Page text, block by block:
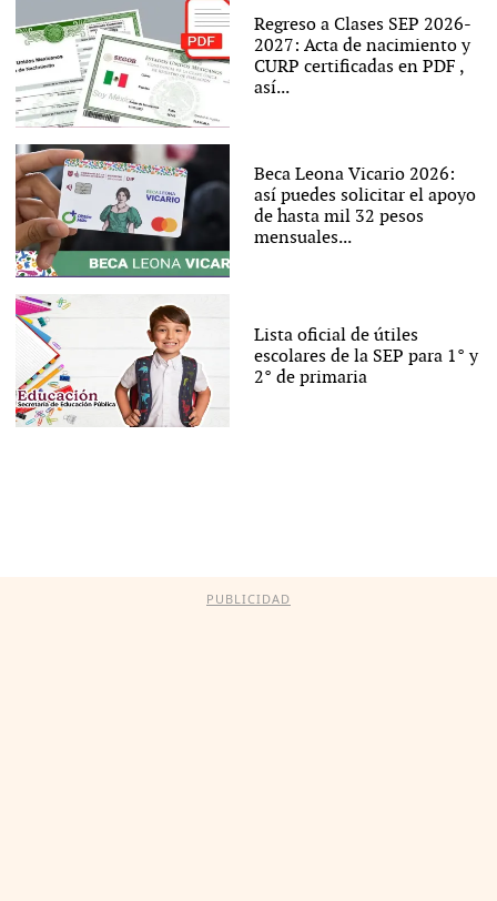
Regreso a Clases SEP 2026-
2027: Acta de nacimiento y
CURP certificadas en PDF ,
así...
Beca Leona Vicario 2026:
así puedes solicitar el apoyo
de hasta mil 32 pesos
mensuales...
Lista oficial de útiles
escolares de la SEP para 1° y
2° de primaria
PUBLICIDAD